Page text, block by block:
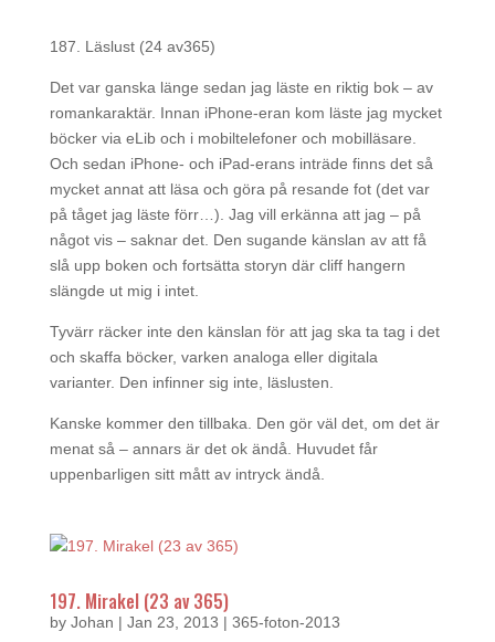
187. Läslust (24 av365)
Det var ganska länge sedan jag läste en riktig bok – av
romankaraktär. Innan iPhone-eran kom läste jag mycket
böcker via eLib och i mobiltelefoner och mobilläsare.
Och sedan iPhone- och iPad-erans inträde finns det så
mycket annat att läsa och göra på resande fot (det var
på tåget jag läste förr…). Jag vill erkänna att jag – på
något vis – saknar det. Den sugande känslan av att få
slå upp boken och fortsätta storyn där cliff hangern
slängde ut mig i intet.
Tyvärr räcker inte den känslan för att jag ska ta tag i det
och skaffa böcker, varken analoga eller digitala
varianter. Den infinner sig inte, läslusten.
Kanske kommer den tillbaka. Den gör väl det, om det är
menat så – annars är det ok ändå. Huvudet får
uppenbarligen sitt mått av intryck ändå.
197. Mirakel (23 av 365)
by Johan | Jan 23, 2013 | 365-foton-2013